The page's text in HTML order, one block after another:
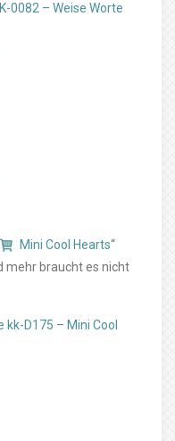
0082 – Weise Worte
Mini Cool Hearts“
mehr braucht es nicht
D175 – Mini Cool